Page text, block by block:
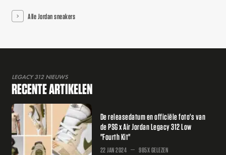
Alle Jordan sneakers
LEGACY 312 NIEUWS
RECENTE ARTIKELEN
De releasedatum en officiële foto's van
de PSG x Air Jordan Legacy 312 Low
"Fourth Kit"
22 JAN 2024 985X GELEZEN